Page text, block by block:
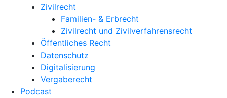
Zivilrecht
Familien- & Erbrecht
Zivilrecht und Zivilverfahrensrecht
Öffentliches Recht
Datenschutz
Digitalisierung
Vergaberecht
Podcast